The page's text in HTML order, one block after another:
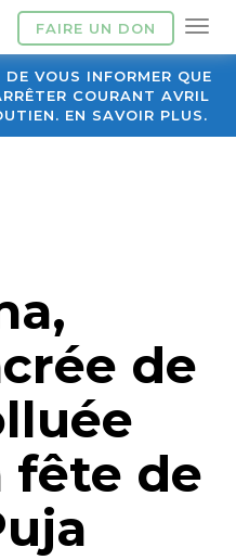
FAIRE UN DON
VOUS INFORMER QUE
COURANT AVRIL
EN SAVOIR PLUS.
de
fête de